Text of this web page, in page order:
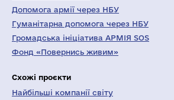
Допомога армії через НБУ
Гуманітарна допомога через НБУ
Громадська ініціатива АРМІЯ SOS
Фонд «Повернись живим»
Схожі проєкти
Найбільші компанії світу